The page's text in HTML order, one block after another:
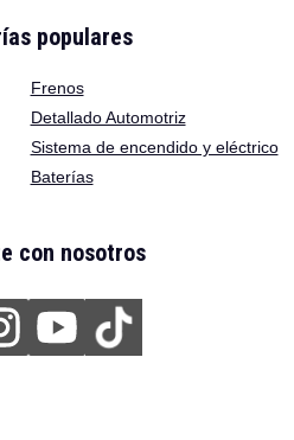
populares
Frenos
Detallado Automotriz
Sistema de encendido y eléctrico
Baterías
con nosotros